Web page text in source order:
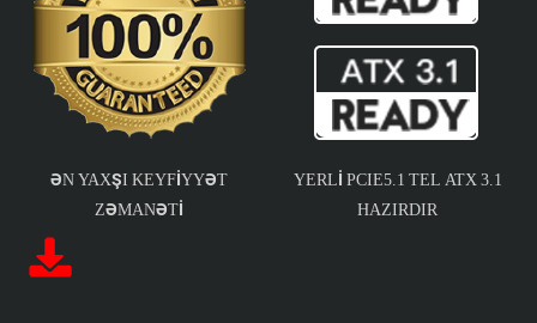
ƏN YAXŞI KEYFIYYƏT
ZƏMANƏTI
YERLI PCIE5.1 TEL ATX 3.1
HAZIRDIR